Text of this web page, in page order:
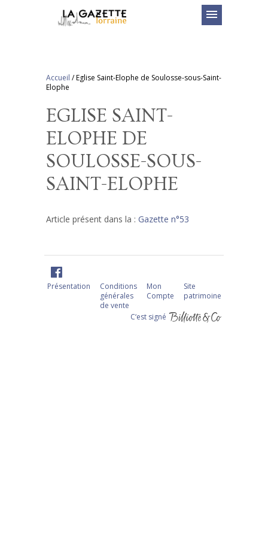
menu
Accueil /Eglise Saint-Elophe de Soulosse-sous-Saint-
Elophe
EGLISE SAINT-
ELOPHE DE
SOULOSSE-SOUS-
SAINT-ELOPHE
Article présent dans la : Gazette n°53
Présentation
Conditions
générales
de vente
Mon
Compte
Site
patrimoine
C‘est signé